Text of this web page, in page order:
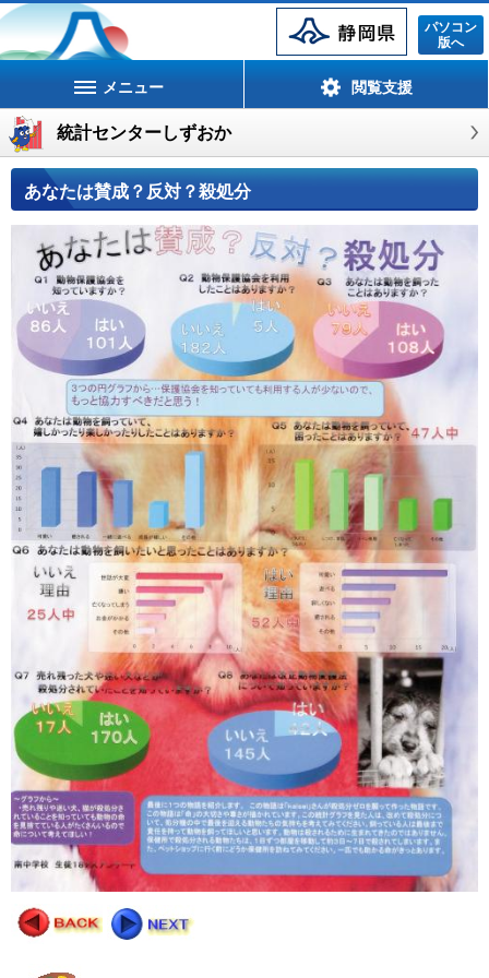
静岡県
パソコン
版へ
メニュー 閲覧支援
統計センターしずおか
あなたは賛成？反対？殺処分